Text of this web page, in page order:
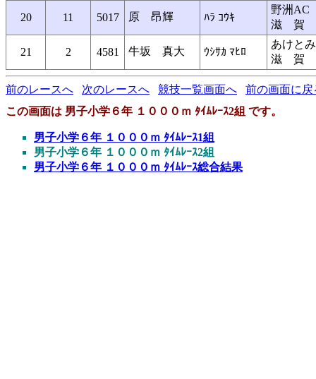
20 11 5017 原 昂輝 ﾊﾗ ｺｳｷ
野洲AC
滋 賀
21 2 4581 牛坂 真大 ｳｼｻｶ ﾏﾋﾛ
あけと
滋 賀
前のレースへ 次のレースへ 競技一覧画面へ
前の画面に戻
この画面は 男子小学６年 １０００ｍ ﾀｲﾑﾚｰｽ2組 です。
男子小学６年 １０００ｍ ﾀｲﾑﾚｰｽ1組
男子小学６年 １０００ｍ ﾀｲﾑﾚｰｽ2組
男子小学６年 １０００ｍ ﾀｲﾑﾚｰｽ総合結果